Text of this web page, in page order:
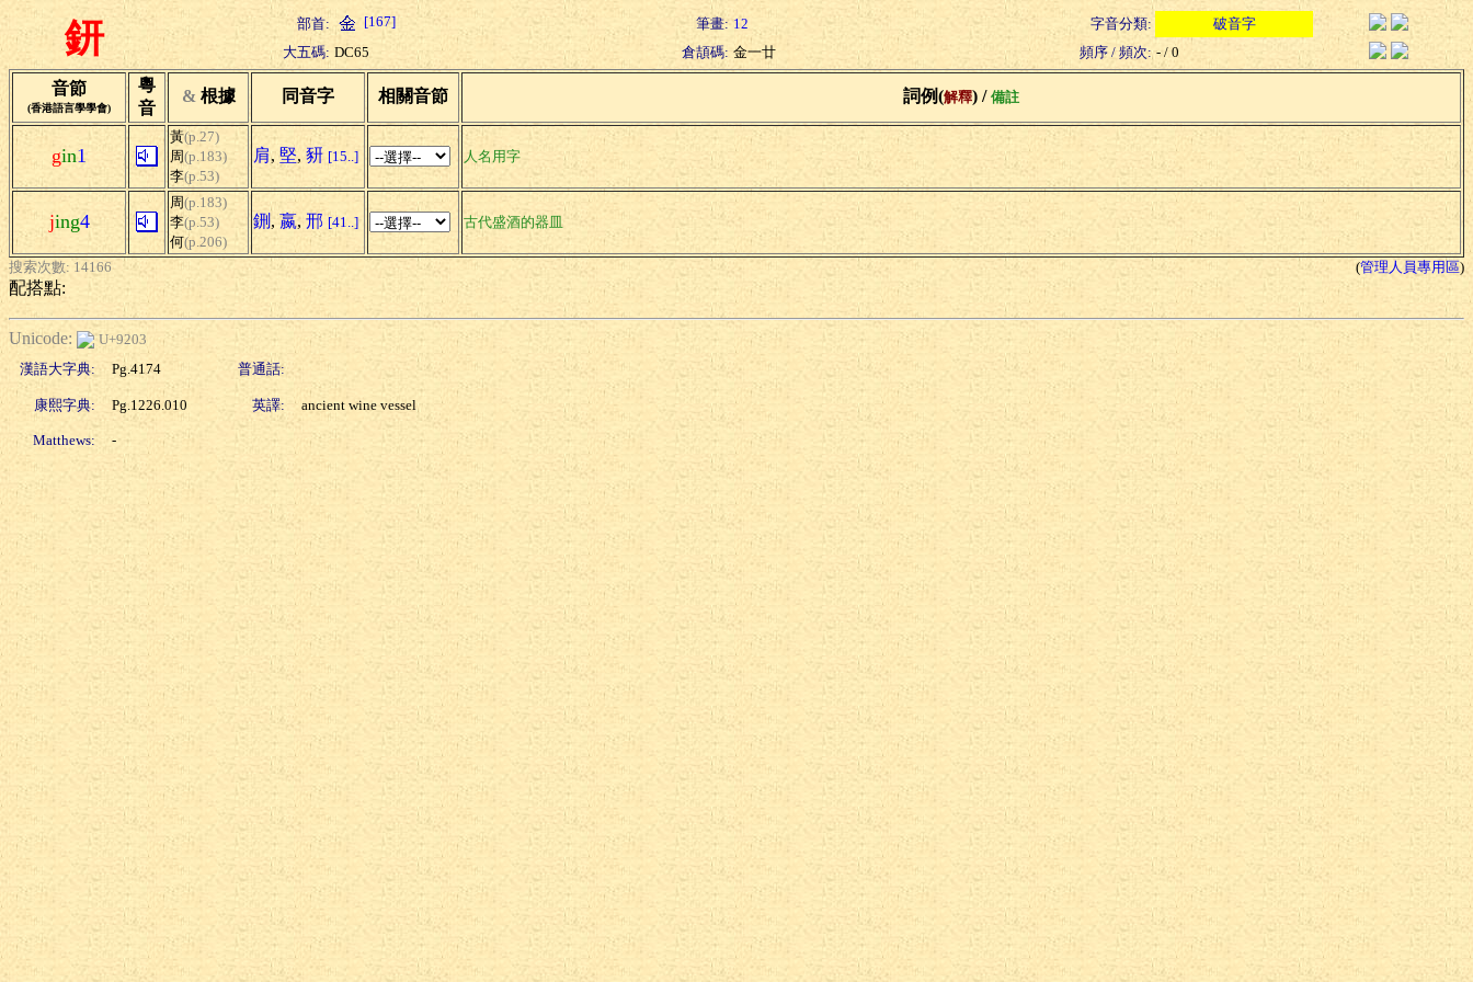
鈃 部首: [167] 筆畫: 12 字音分類:
破音字
大五碼: DC65 倉頡碼: 金一廿 頻序 / 頻次: - / 0
音節
(香港語言學學會)
粵
音
& 根據 同音字 相關音節 詞例(解釋) / 備註
gin1
黃(p.27)
周(p.183)
李(p.53)
肩, 堅, 豜 [15..] 人名用字
jing4
周(p.183)
李(p.53)
何(p.206)
鉶 , 嬴, 邢 [41..] 古代盛酒的器皿
搜索次數: 14166 (管理人員專用區)
配搭點:
Unicode:
U+9203
漢語大字典:
Pg.4174 普通話:
康熙字典: Pg.1226.010 英譯: ancient wine vessel
Matthews: -